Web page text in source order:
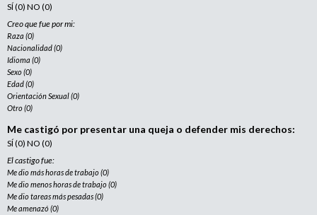
SÍ (0) NO (0)
Creo que fue por mi:
Raza (0)
Nacionalidad (0)
Idioma (0)
Sexo (0)
Edad (0)
Orientación Sexual (0)
Otro (0)
Me castigó por presentar una queja o defender mis derechos:
SÍ (0) NO (0)
El castigo fue:
Me dio más horas de trabajo (0)
Me dio menos horas de trabajo (0)
Me dio tareas más pesadas (0)
Me amenazó (0)